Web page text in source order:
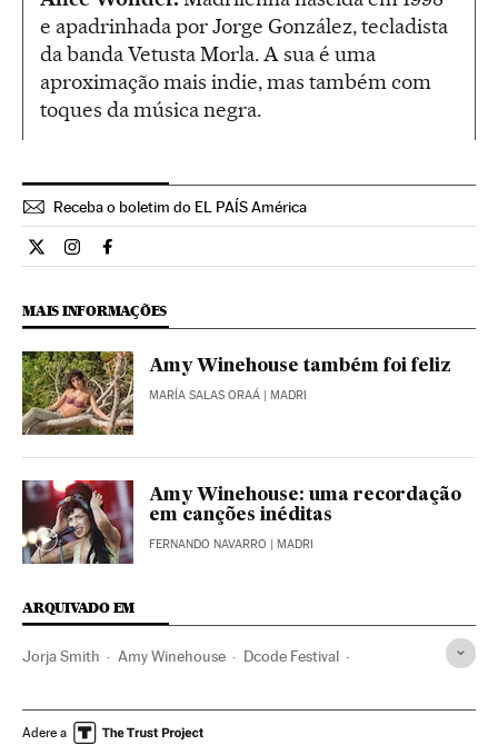
e apadrinhada por Jorge González, tecladista
da banda Vetusta Morla. A sua é uma
aproximação mais indie, mas também com
toques da música negra.
Receba o boletim do EL PAÍS América
Cultura El País Brasil en Twitter
Cultura El País Brasil en Instagram
Cultura El País Brasil en Facebook
MAIS INFORMAÇÕES
Amy Winehouse também foi feliz
MARÍA SALAS ORAÁ | MADRI
Amy Winehouse: uma recordação
em canções inéditas
FERNANDO NAVARRO | MADRI
ARQUIVADO EM
Jorja Smith Amy Winehouse Dcode Festival
Festivais Eventos musicais
Adere a